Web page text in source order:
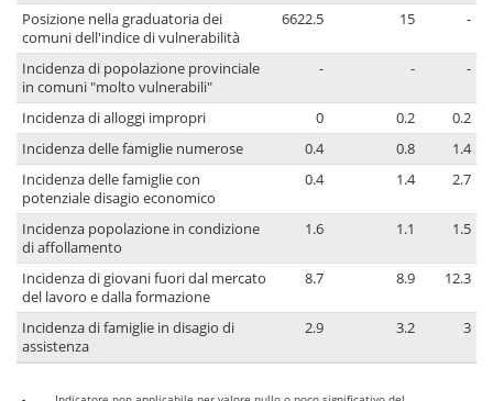
Posizione nella graduatoria dei
comuni dell'indice di vulnerabilità
6622.5 15 -
Incidenza di popolazione provinciale
in comuni "molto vulnerabili"
- - -
Incidenza di alloggi impropri 0 0.2
0.2
Incidenza delle famiglie numerose
0.4 0.8
1.4
Incidenza delle famiglie con
potenziale disagio economico
0.4 1.4 2.7
Incidenza popolazione in condizione
di affollamento
1.6 1.1 1.5
Incidenza di giovani fuori dal mercato
del lavoro e dalla formazione
8.7 8.9 12.3
Incidenza di famiglie in disagio di
assistenza
2.9 3.2 3